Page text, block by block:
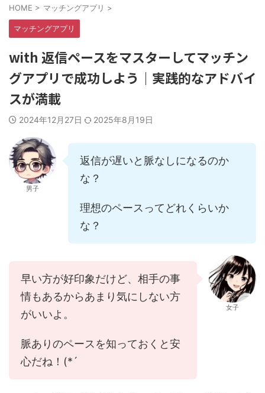
HOME > マッチングアプリ >
マッチングアプリ
with 返信ペースをマスターしてマッチン
グアプリで成功しよう｜実践的なアドバイ
スが満載
2024年12月27日 2025年8月19日
男子
返信が遅いと脈なしになるのか
な？
理想のペースってどれくらいか
な？
早い方が好印象だけど、相手の事
情もあるからあまり気にしない方
がいいよ。
脈ありのペースを知っておくと安
心だね！(*´艸｀)
女子